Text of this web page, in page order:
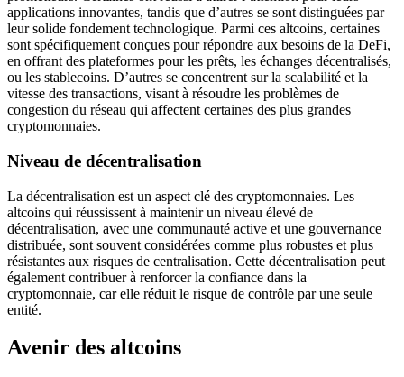
applications innovantes, tandis que d’autres se sont distinguées par
leur solide fondement technologique. Parmi ces altcoins, certaines
sont spécifiquement conçues pour répondre aux besoins de la DeFi,
en offrant des plateformes pour les prêts, les échanges décentralisés,
ou les stablecoins. D’autres se concentrent sur la scalabilité et la
vitesse des transactions, visant à résoudre les problèmes de
congestion du réseau qui affectent certaines des plus grandes
cryptomonnaies.
Niveau de décentralisation
La décentralisation est un aspect clé des cryptomonnaies. Les
altcoins qui réussissent à maintenir un niveau élevé de
décentralisation, avec une communauté active et une gouvernance
distribuée, sont souvent considérées comme plus robustes et plus
résistantes aux risques de centralisation. Cette décentralisation peut
également contribuer à renforcer la confiance dans la
cryptomonnaie, car elle réduit le risque de contrôle par une seule
entité.
Avenir des altcoins